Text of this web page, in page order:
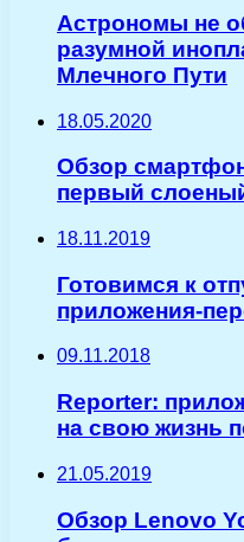
Астрономы не
разумной
Млечного Пути
18.05.2020
Обзор
первый
18.11.2019
Готовимся к
приложения-
09.11.2018
Reporter:
на свою жизнь
21.05.2019
Обзор Lenovo